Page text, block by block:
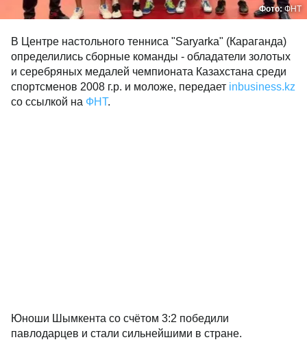
Фото:ФНТ
В Центре настольного тенниса "Saryarka" (Караганда)
определились сборные команды - обладатели золотых
и серебряных медалей чемпионата Казахстана среди
спортсменов 2008 г.р. и моложе, передает inbusiness.kz
со ссылкой на ФНТ.
Юноши Шымкента со счётом 3:2 победили
павлодарцев и стали сильнейшими в стране.